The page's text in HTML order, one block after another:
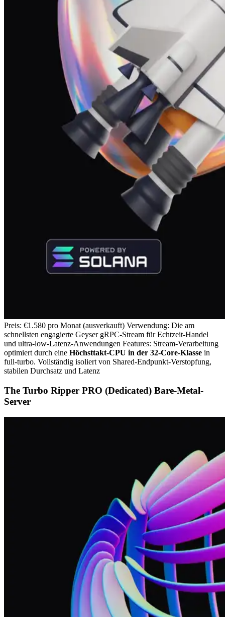
Preis: €1.580 pro Monat (ausverkauft) Verwendung: Die am
schnellsten engagierte Geyser gRPC-Stream für Echtzeit-Handel
und ultra-low‐Latenz-Anwendungen Features: Stream-Verarbeitung
optimiert durch eine Höchsttakt-CPU in der 32-Core-Klasse in
full‐turbo. Vollständig isoliert von Shared-Endpunkt-Verstopfung,
stabilen Durchsatz und Latenz
The Turbo Ripper PRO (Dedicated) Bare-Metal-
Server